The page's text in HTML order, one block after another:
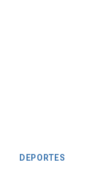
DEPORTES